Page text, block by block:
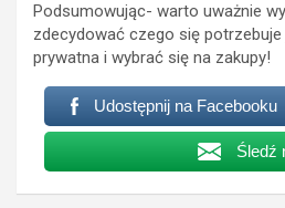
Podsumowując- warto uważnie
zdecydować czego się
prywatna i wybrać się na zakupy!
Udostępnij na Facebooku
Śledź